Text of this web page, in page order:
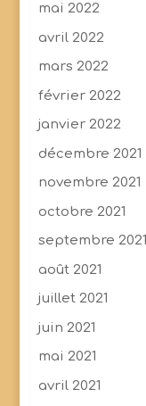
mai 2022
avril 2022
mars 2022
février 2022
janvier 2022
décembre 2021
novembre 2021
octobre 2021
septembre 2021
août 2021
juillet 2021
juin 2021
mai 2021
avril 2021